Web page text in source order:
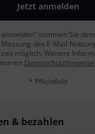
Jetzt anmelden
anmelden“ stimmen Sie
des E-Mail-
möglich. Weitere
* Pflichtfeld
& bezahlen